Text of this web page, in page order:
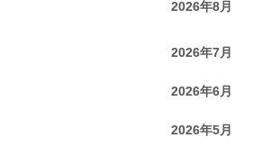
2026年8月
2026年7月
2026年6月
2026年5月